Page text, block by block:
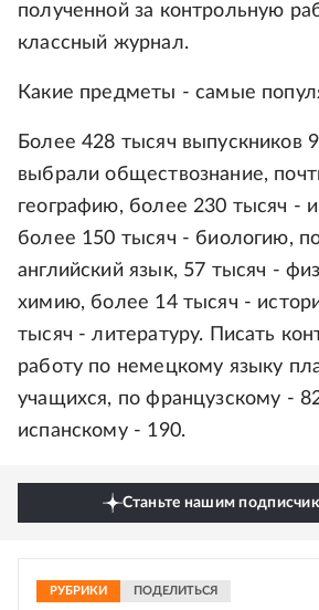
полученной за контрольную
классный журнал.
Какие предметы - самые
Более 428 тысяч выпускников
выбрали обществознание,
географию, более 230 тысяч -
более 150 тысяч - биологию,
английский язык, 57 тысяч -
химию, более 14 тысяч -
тысяч - литературу. Писать
работу по немецкому языку
учащихся, по французскому -
испанскому - 190.
Станьте нашим
РУБРИКИ ПОДЕЛИТЬСЯ